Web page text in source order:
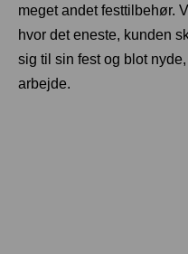
meget andet festtilbehør.
hvor det eneste, kunden
sig til sin fest og blot
arbejde.